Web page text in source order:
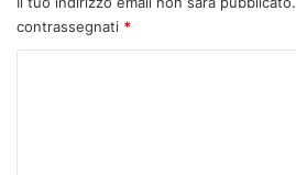
contrassegnati *